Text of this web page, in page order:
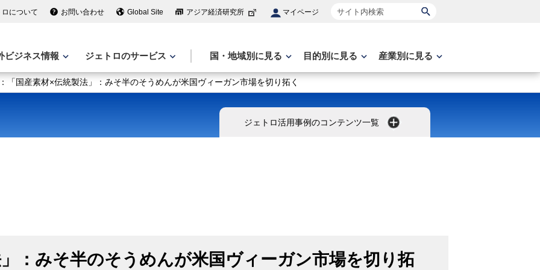
について お問い合わせ Global Site アジア経済研究所 マイページ サイト内検索
ビジネス情報 ジェトロのサービス 国・地域別に見る 目的別に見る 産業別に見る
「国産素材×伝統製法」：みそ半のそうめんが米国ヴィーガン市場を切り拓く
ジェトロ活用事例のコンテンツ一覧
：みそ半のそうめんが米国ヴィーガン市場を切り拓